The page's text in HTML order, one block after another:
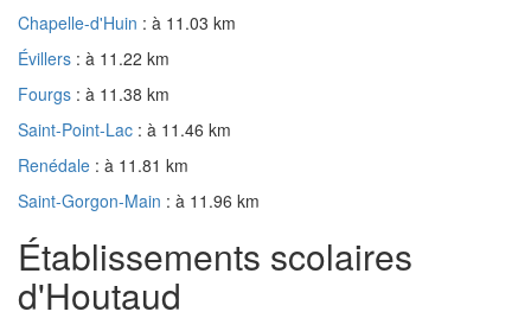
Chapelle-d'Huin : à 11.03 km
Évillers : à 11.22 km
Fourgs : à 11.38 km
Saint-Point-Lac : à 11.46 km
Renédale : à 11.81 km
Saint-Gorgon-Main : à 11.96 km
Établissements scolaires
d'Houtaud